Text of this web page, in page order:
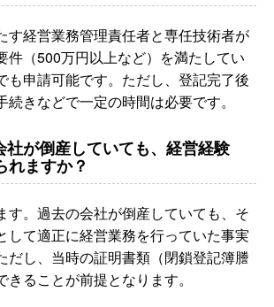
す経営業務管理責任者と専任技術者が
件（500万円以上など）を満たしてい
も申請可能です。ただし、登記完了後
きなどで一定の時間は必要です。
社が倒産していても、経営経験
れますか？
す。過去の会社が倒産していても、そ
して適正に経営業務を行っていた事実
だし、当時の証明書類（閉鎖登記簿謄
ることが前提となります。